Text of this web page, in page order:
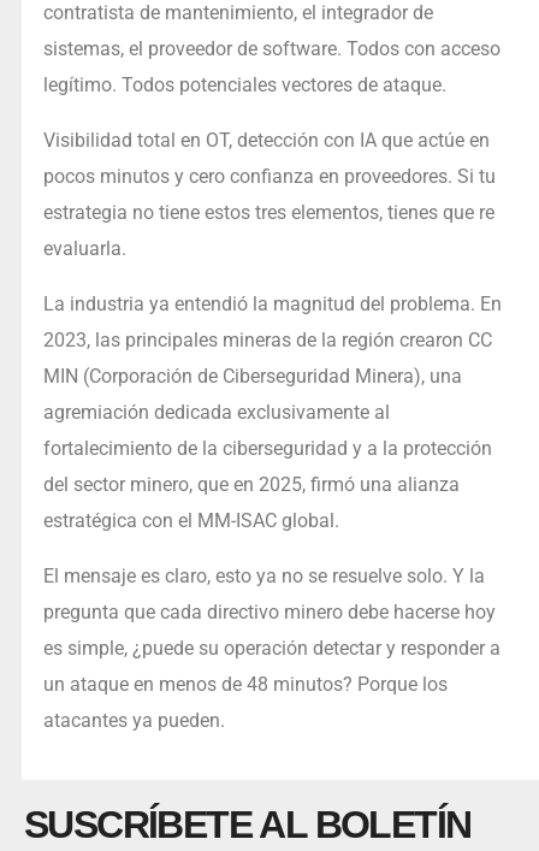
contratista de mantenimiento, el integrador de
sistemas, el proveedor de software. Todos con acceso
legítimo. Todos potenciales vectores de ataque.
Visibilidad total en OT, detección con IA que actúe en
pocos minutos y cero confianza en proveedores. Si tu
estrategia no tiene estos tres elementos, tienes que re
evaluarla.
La industria ya entendió la magnitud del problema. En
2023, las principales mineras de la región crearon CC
MIN (Corporación de Ciberseguridad Minera), una
agremiación dedicada exclusivamente al
fortalecimiento de la ciberseguridad y a la protección
del sector minero, que en 2025, firmó una alianza
estratégica con el MM-ISAC global.
El mensaje es claro, esto ya no se resuelve solo. Y la
pregunta que cada directivo minero debe hacerse hoy
es simple, ¿puede su operación detectar y responder a
un ataque en menos de 48 minutos? Porque los
atacantes ya pueden.
SUSCRÍBETE AL BOLETÍN